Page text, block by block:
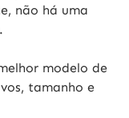
não há uma
modelo de
tamanho e